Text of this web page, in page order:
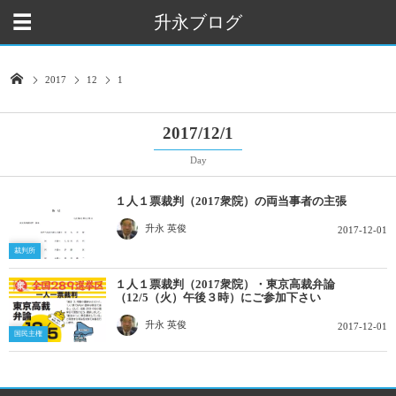
升永ブログ
2017 12 1
2017/12/1
Day
裁判所
１人１票裁判（2017衆院）の両当事者の主張
升永 英俊 2017-12-01
国民主権
１人１票裁判（2017衆院）・東京高裁弁論
（12/5（火）午後３時）にご参加下さい
升永 英俊 2017-12-01